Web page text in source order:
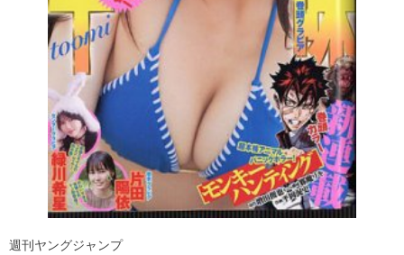
週刊ヤングジャンプ